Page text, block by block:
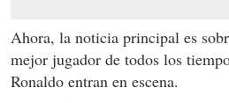
Ahora, la noticia principal es
mejor jugador de todos los
Ronaldo entran en escena.